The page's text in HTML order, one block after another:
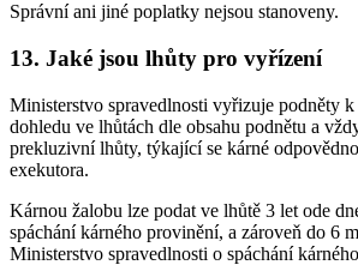
Správní ani jiné poplatky nejsou stanoveny.
13. Jaké jsou lhůty pro vyřízení
Ministerstvo spravedlnosti vyřizuje podněty
dohledu ve lhůtách dle obsahu podnětu a
prekluzivní lhůty, týkající se kárné
exekutora.
Kárnou žalobu lze podat ve lhůtě 3 let ode
spáchání kárného provinění, a zároveň do 6
Ministerstvo spravedlnosti o spáchání